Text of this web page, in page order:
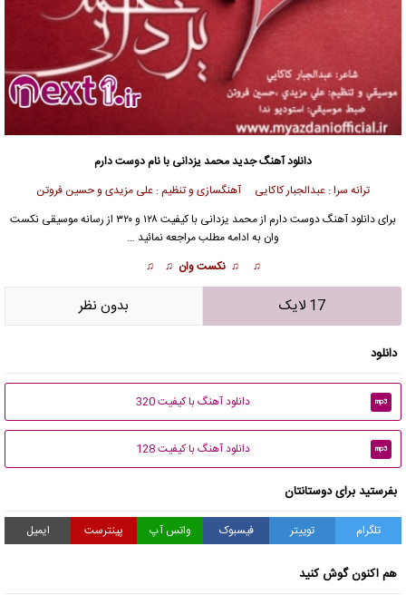
دانلود آهنگ جدیدمحمد یزدانی با نام دوست دارم
ترانه سرا : عبدالجبار کاکایی آهنگسازی و تنظیم : علی مزیدی و حسین فروتن
برای دانلود آهنگ دوست دارم ازمحمد یزدانی
با کیفیت ۱۲۸ و ۳۲۰ از رسانه موسیقی نکست
وان به ادامه مطلب مراجعه نمائید …
♫ ♫ نکست وان ♫ ♫
17 لایک بدون نظر
دانلود
mp3 دانلود آهنگ با کیفیت 320
mp3 دانلود آهنگ با کیفیت 128
بفرستید برای دوستانتان
تلگرام توییتر فیسبوک واتس آپ پینترست ایمیل
هم اکنون گوش کنید